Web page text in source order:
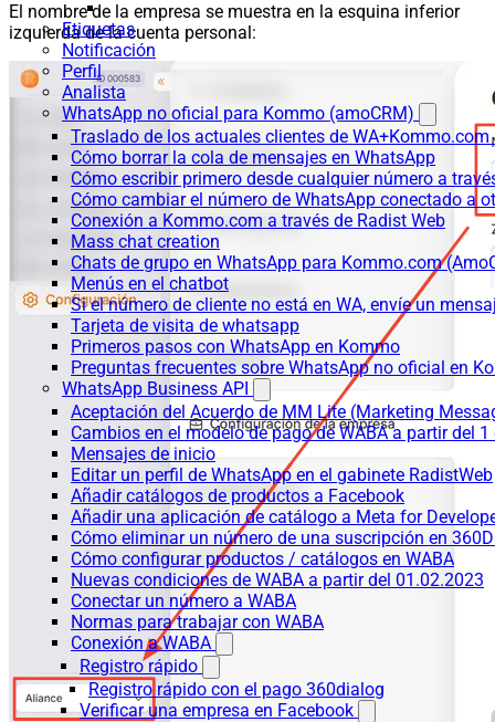
Etiquetas
Notificación
Perfil
Analista
WhatsApp no oficial para Kommo (amoCRM)
Traslado de los actuales clientes de
Cómo borrar la cola de mensajes en WhatsApp
Cómo escribir primero desde cualquier número a
Cómo cambiar el número de WhatsApp conectado a
Conexión a Kommo.com a través de Radist Web
Mass chat creation
Chats de grupo en WhatsApp para Kommo.com
Menús en el chatbot
Si el número de cliente no está en WA, envíe un
Tarjeta de visita de whatsapp
Primeros pasos con WhatsApp en Kommo
Preguntas frecuentes sobre WhatsApp no oficial en
WhatsApp Business API
Aceptación del Acuerdo de MM Lite (Marketing
Cambios en el modelo de pago de WABA a partir del
Mensajes de inicio
Editar un perfil de WhatsApp en el gabinete RadistWeb
Añadir catálogos de productos a Facebook
Añadir una aplicación de catálogo a Meta for
Cómo eliminar un número de una suscripción en
Cómo configurar productos / catálogos en WABA
Nuevas condiciones de WABA a partir del 01.02.2023
Conectar un número a WABA
Normas para trabajar con WABA
Conexión a WABA
Registro rápido
Registro rápido con el pago 360dialog
Verificar una empresa en Facebook
El nombre de la empresa se muestra en la esquina inferior
izquierda de la cuenta personal: